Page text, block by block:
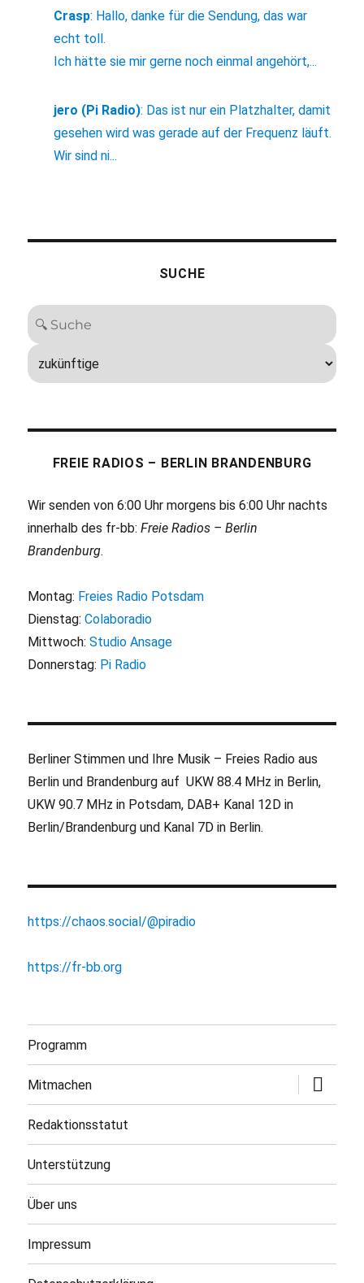
Crasp: Hallo, danke für die Sendung, das war
echt toll.
Ich hätte sie mir gerne noch einmal angehört,...
jero (Pi Radio): Das ist nur ein Platzhalter, damit
gesehen wird was gerade auf der Frequenz läuft.
Wir sind ni...
SUCHE
FREIE RADIOS – BERLIN BRANDENBURG
Wir senden von 6:00 Uhr morgens bis 6:00 Uhr nachts
innerhalb des fr-bb:Freie Radios – Berlin
Brandenburg.
Montag: Freies Radio Potsdam
Dienstag:Colaboradio
Mittwoch:Studio Ansage
Donnerstag: Pi Radio
Berliner Stimmen und Ihre Musik – Freies Radio aus
Berlin und Brandenburg auf UKW 88.4 MHz in Berlin,
UKW 90.7 MHz in Potsdam, DAB+ Kanal 12D in
Berlin/Brandenburg und Kanal 7D in Berlin.
https://chaos.social/@piradio
https://fr-bb.org
Programm
Mitmachen
öffnen
Redaktionsstatut
Unterstützung
Über uns
Impressum